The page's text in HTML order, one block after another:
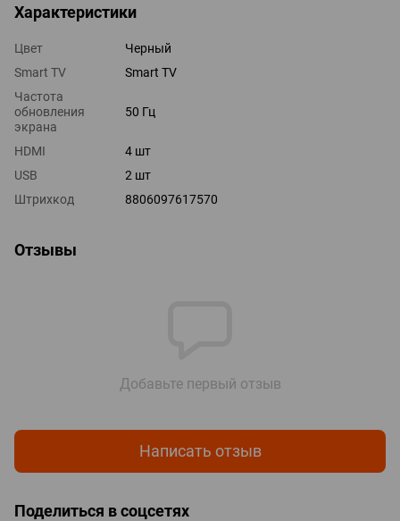
Характеристики
Цвет
Черный
Smart TV
Smart TV
Частота
обновления
экрана
50 Гц
HDMI
4 шт
USB
2 шт
Штрихкод
8806097617570
Отзывы
Добавьте первый отзыв
Написать отзыв
Поделиться в соцсетях